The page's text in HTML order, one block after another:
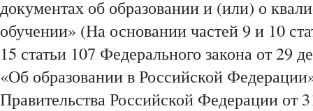
документах об образовании и (или) о
обучении» (На основании частей 9 и 10
15 статьи 107 Федерального закона от 29
«Об образовании в Российской
Правительства Российской Федерации от